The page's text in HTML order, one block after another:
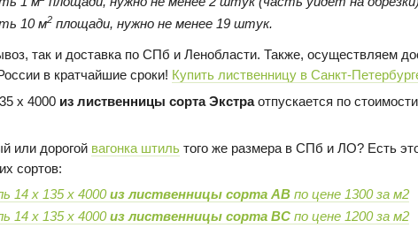
10 м2 площади, нужно не менее 19 штук.
так и доставка по СПб и Ленобласти. Также, осуществляем
в кратчайшие сроки! Купить лиственницу в Санкт-
х 4000 из лиственницы сорта Экстраотпускается по
или дорогой вагонка штильтого же размера в СПб и ЛО? Есть
сортов:
14 х 135 х 4000из лиственницы сорта AB по цене 1300 за м2
14 х 135 х 4000из лиственницы сорта BC по цене 1200 за м2